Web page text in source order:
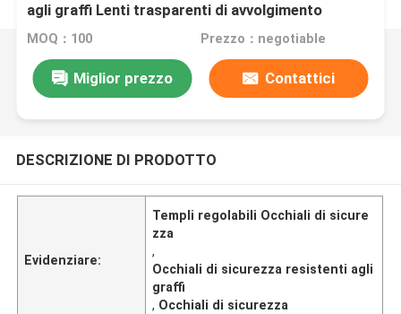
agli graffi Lenti trasparenti di avvolgimento
Occhiali di sicurezza e prese antiscivolo Templi
MOQ：100 Prezzo：negotiable
Miglior prezzo Contattici
DESCRIZIONE DI PRODOTTO
Evidenziare:
Templi regolabili Occhiali di sicure
zza
,
Occhiali di sicurezza resistenti agli
graffi
, Occhiali di sicurezza